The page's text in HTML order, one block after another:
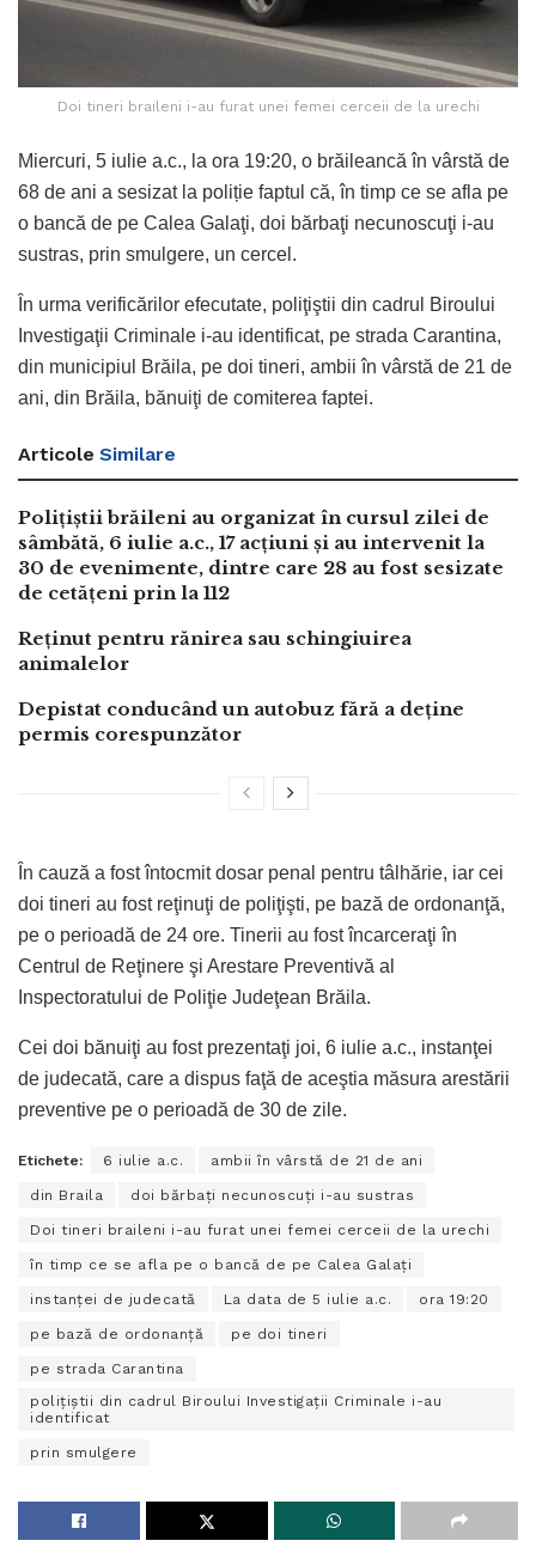
Doi tineri braileni i-au furat unei femei cerceii de la urechi
Miercuri, 5 iulie a.c., la ora 19:20, o brăileancă în vârstă de
68 de ani a sesizat la poliție faptul că, în timp ce se afla pe
o bancă de pe Calea Galaţi, doi bărbaţi necunoscuţi i-au
sustras, prin smulgere, un cercel.
În urma verificărilor efecutate, poliţiştii din cadrul Biroului
Investigaţii Criminale i-au identificat, pe strada Carantina,
din municipiul Brăila, pe doi tineri, ambii în vârstă de 21 de
ani, din Brăila, bănuiţi de comiterea faptei.
Articole Similare
Polițiștii brăileni au organizat în cursul zilei de
sâmbătă, 6 iulie a.c., 17 acțiuni și au intervenit la
30 de evenimente, dintre care 28 au fost sesizate
de cetățeni prin la 112
Reținut pentru rănirea sau schingiuirea
animalelor
Depistat conducând un autobuz fără a deține
permis corespunzător
În cauză a fost întocmit dosar penal pentru tâlhărie, iar cei
doi tineri au fost reţinuţi de poliţişti, pe bază de ordonanţă,
pe o perioadă de 24 ore. Tinerii au fost încarceraţi în
Centrul de Reţinere şi Arestare Preventivă al
Inspectoratului de Poliţie Judeţean Brăila.
Cei doi bănuiţi au fost prezentaţi joi, 6 iulie a.c., instanţei
de judecată, care a dispus faţă de aceştia măsura arestării
preventive pe o perioadă de 30 de zile.
Etichete: 6 iulie a.c. ambii în vârstă de 21 de ani
din Braila doi bărbaţi necunoscuţi i-au sustras
Doi tineri braileni i-au furat unei femei cerceii de la urechi
în timp ce se afla pe o bancă de pe Calea Galaţi
instanței de judecată La data de 5 iulie a.c. ora 19:20
pe bază de ordonanţă pe doi tineri
pe strada Carantina
poliţiştii din cadrul Biroului Investigaţii Criminale i-au
identificat
prin smulgere